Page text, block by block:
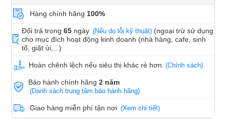
Hàng chính hãng 100%
Đổi trả trong 65ngày (Nếu do lỗi kỹ thuật)(ngoại trừ sử dụng
cho mục đích hoạt động kinh doanh (nhà hàng, cafe, sinh
tố, giặt ủi,...)
Hoàn chênh lệch nếu siêu thị khác rẻ hơn. (Chính sách)
Bảo hành chính hãng2 năm
(Danh sách trung tâm bảo hành hãng)
Giao hàng miễn phí tận nơi (Xem chi tiết)